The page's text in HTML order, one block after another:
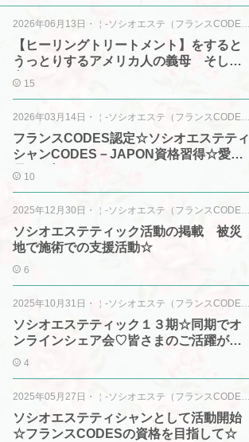
2026年06月13日 ・ ￤-ソシオエステ（フランスCODES）
【ヒーリングトリートメント】をすると
うっとりするアメリカ人の義母 そして
老いとは・・・
15
2026年03月14日 ・ ￤-ソシオエステ（フランスCODES）
フランスCODES認定☆ソシオエステティ
シャンCODES－JAPON資格習得☆愛媛
県では初♬
10
2025年12月30日 ・ ￤-ソシオエステ（フランスCODES）
ソシオエステティック活動の掲載 被災
地で施術での支援活動☆
6
2025年10月31日 ・ ￤-ソシオエステ（フランスCODES）
ソシオエステティック１３期☆同期でオ
ンラインシェア会♡皆さまのご活躍がす
ばらしい☆
4
2025年05月27日 ・ ￤-ソシオエステ（フランスCODES）
ソシオエステティシャンとして活動開始
☆フランスCODESの資格を目指して☆